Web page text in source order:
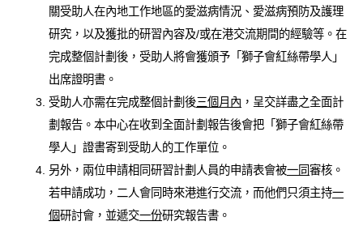
關受助人在內地工作地區的愛滋病情況、愛滋病預防及護理
研究，以及獲批的研習內容及/或在港交流期間的經驗等。在
完成整個計劃後，受助人將會獲頒予「獅子會紅絲帶學人」
出席證明書。
受助人亦需在完成整個計劃後三個月內 ，呈交詳盡之全面計
劃報告。本中心在收到全面計劃報告後會把「獅子會紅絲帶
學人」證書寄到受助人的工作單位。
另外，兩位申請相同研習計劃人員的申請表會被一同審核。
若申請成功，二人會同時來港進行交流，而他們只須主持一
個研討會，並遞交一份研究報告書。